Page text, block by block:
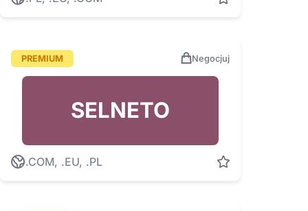
PREMIUM Negocjuj
SELNETO
.COM, .EU, .PL